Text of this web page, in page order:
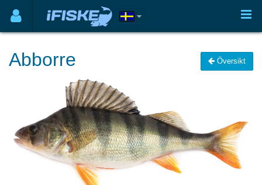
Abborre Översikt